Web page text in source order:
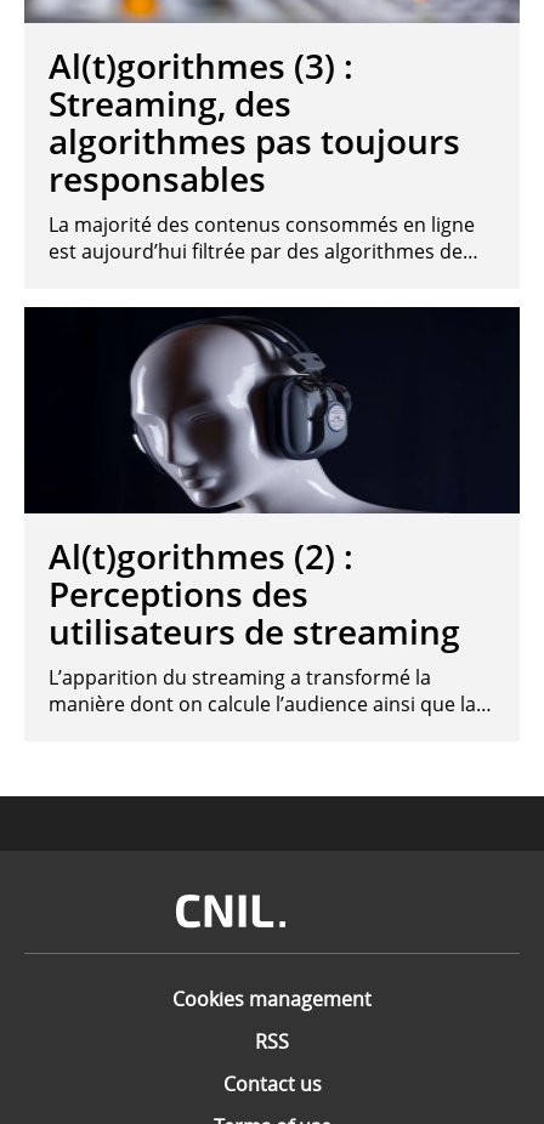
Al(t)gorithmes (3) :
Streaming, des
algorithmes pas toujours
responsables
La majorité des contenus consommés en ligne
est aujourd’hui filtrée par des algorithmes de…
Al(t)gorithmes (2) :
Perceptions des
utilisateurs de streaming
L’apparition du streaming a transformé la
manière dont on calcule l’audience ainsi que la…
Image
Cookies management
RSS
Contact us